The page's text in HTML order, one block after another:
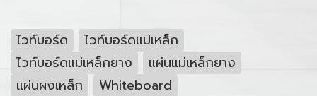
ไวท์บอร์ด
ไวท์บอร์ดแม่เหล็ก
ไวท์บอร์ดแม่เหล็กยาง
แผ่นแม่เหล็กยาง
แผ่นผงเหล็ก
Whiteboard